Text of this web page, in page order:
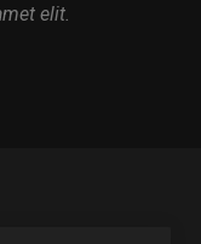
elit.